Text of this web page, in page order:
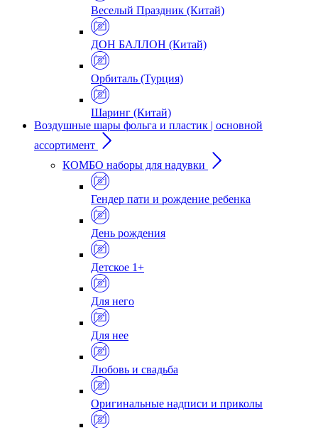
Веселый Праздник (Китай)
ДОН БАЛЛОН (Китай)
Орбиталь (Турция)
Шаринг (Китай)
Воздушные шары фольга и пластик | основной
ассортимент
КОМБО наборы для надувки
Гендер пати и рождение ребенка
День рождения
Детское 1+
Для него
Для нее
Любовь и свадьба
Оригинальные надписи и приколы